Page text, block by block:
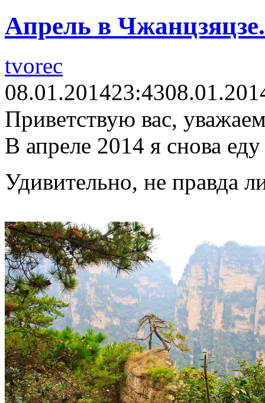
Апрель в Чжанцзяцзе.
tvorec
08.01.201423:43
Приветствую вас,
В апреле 2014 я снова
Удивительно, не правда